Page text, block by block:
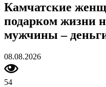
Камчатские
подарком жизни
мужчины –
08.08.2026
54